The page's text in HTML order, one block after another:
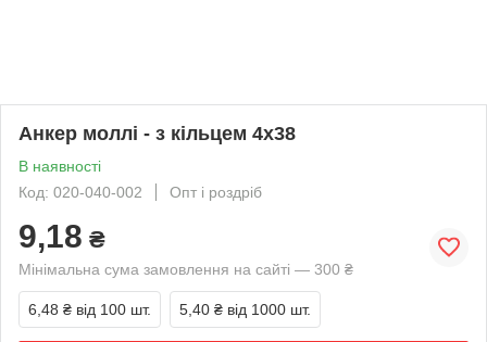
Анкер моллі - з кільцем 4х38
В наявності
Код: 020-040-002
Опт і роздріб
9,18 ₴
Мінімальна сума замовлення на сайті — 300 ₴
6,48 ₴ від 100 шт. 5,40 ₴ від 1000 шт.